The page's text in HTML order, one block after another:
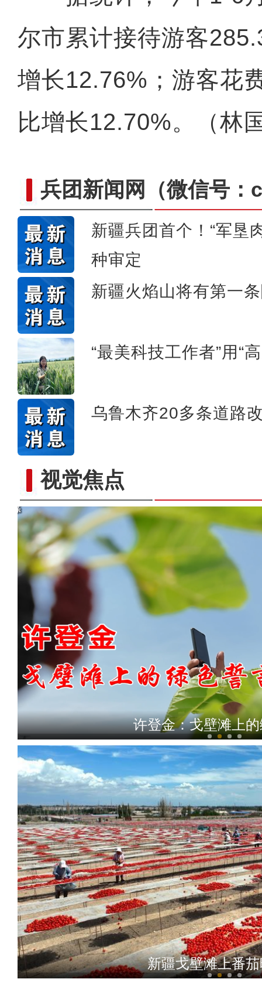
尔市累计接待游客
增长12.76%；游客花
比增长12.70%。（林
兵团新闻网 （微信号
新疆兵团首个！“军垦
种审定
新疆火焰山将有第一
“最美科技工作者”用“
乌鲁木齐20多条道路
视觉焦点
【与你为邻】西班牙机械师
许登金：戈壁滩上
【与你为邻】俄罗斯教授：
新疆戈壁滩上番